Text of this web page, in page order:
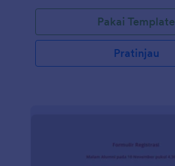
Pakai Template
Pratinjau